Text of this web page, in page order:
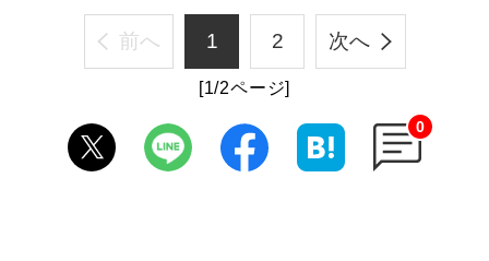
前へ 1 2 次へ
[1/2ページ]
0